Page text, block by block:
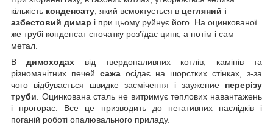
кількість конденсату , який всмоктується в цегляний і
азбестовий димар і при цьому руйнує його. На оцинкованої
же трубі конденсат спочатку роз'їдає цинк, а потім і сам
метал.
Вдимоходах від твердопаливних котлів, камінів та
різноманітних печей сажа осідає на шорстких стінках, з-за
чого відбувається швидке засмічення і заужение перерізу
труби . Оцинкована сталь не витримує теплових навантажень
і прогорає. Все це призводить до негативних наслідків і
поганій роботі опалювального приладу.